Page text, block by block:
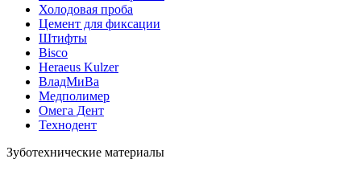
Холодовая проба
Цемент для фиксации
Штифты
Bisco
Heraeus Kulzer
ВладМиВа
Медполимер
Омега Дент
Технодент
Зуботехнические материалы